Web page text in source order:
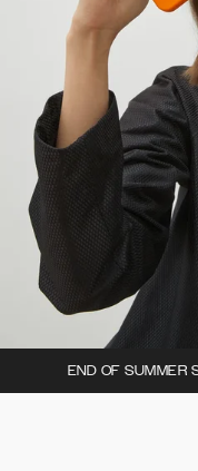
END OF SUMMER